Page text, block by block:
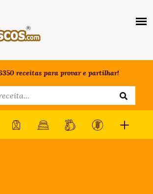
receitas para provar e partilhar!